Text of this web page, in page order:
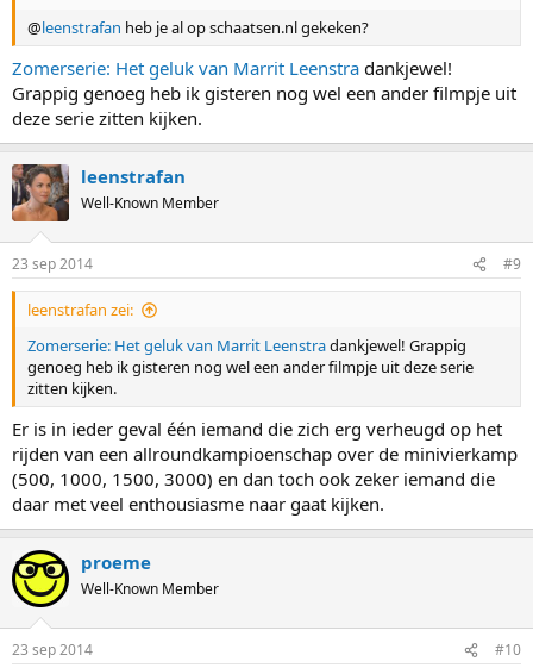
@leenstrafan heb je al op schaatsen.nl gekeken?
Zomerserie: Het geluk van Marrit Leenstra dankjewel!
Grappig genoeg heb ik gisteren nog wel een ander filmpje uit
deze serie zitten kijken.
leenstrafan
Well-Known Member
23 sep 2014 #9
leenstrafan zei:
Zomerserie: Het geluk van Marrit Leenstradankjewel! Grappig
genoeg heb ik gisteren nog wel een ander filmpje uit deze serie
zitten kijken.
Er is in ieder geval één iemand die zich erg verheugd op het
rijden van een allroundkampioenschap over de minivierkamp
(500, 1000, 1500, 3000) en dan toch ook zeker iemand die
daar met veel enthousiasme naar gaat kijken.
proeme
Well-Known Member
23 sep 2014 #10